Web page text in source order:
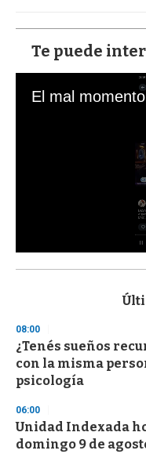
Te puede
s
d
s
o
f
3
s
e
c
o
08:00
¿Tenés sueños
con la misma
psicología
06:00
Unidad Indexada
domingo 9 de